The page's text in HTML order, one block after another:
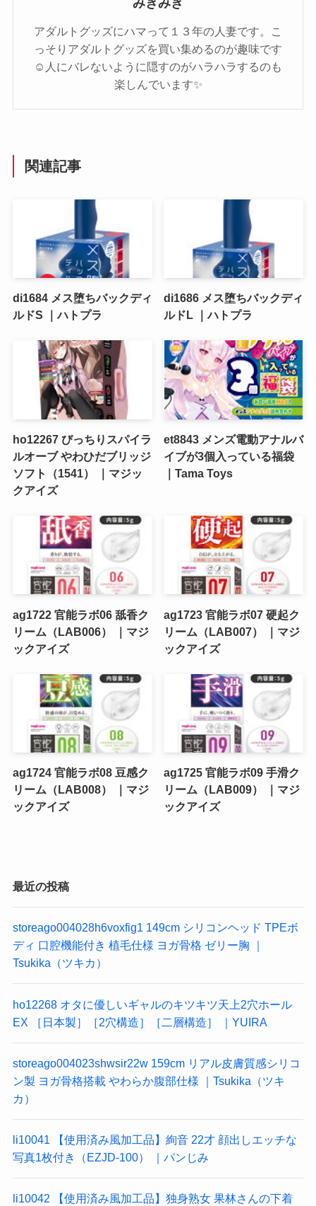
みきみき
アダルトグッズにハマって１３年の人妻です。こ
っそりアダルトグッズを買い集めるのが趣味です
☺️人にバレないように隠すのがハラハラするのも
楽しんでいます✨️
関連記事
di1684 メス堕ちバックディ
ルドS ｜ハトプラ
di1686 メス堕ちバックディ
ルドL ｜ハトプラ
ho12267 びっちりスパイラ
ルオーブ やわひだブリッジ
ソフト（1541） ｜マジッ
クアイズ
et8843 メンズ電動アナルバ
イブが3個入っている福袋
｜Tama Toys
ag1722 官能ラボ06 舐香ク
リーム（LAB006） ｜マジ
ックアイズ
ag1723 官能ラボ07 硬起ク
リーム（LAB007） ｜マジ
ックアイズ
ag1724 官能ラボ08 豆感ク
リーム（LAB008） ｜マジ
ックアイズ
ag1725 官能ラボ09 手滑ク
リーム（LAB009） ｜マジ
ックアイズ
最近の投稿
storeago004028h6voxfig1 149cm シリコンヘッド TPEボ
ディ 口腔機能付き 植毛仕様 ヨガ骨格 ゼリー胸 ｜
Tsukika（ツキカ）
ho12268 オタに優しいギャルのキツキツ天上2穴ホール
EX ［日本製］［2穴構造］［二層構造］ ｜YUIRA
storeago004023shwsir22w 159cm リアル皮膚質感シリコ
ン製 ヨガ骨格搭載 やわらか腹部仕様 ｜Tsukika（ツキ
カ）
li10041 【使用済み風加工品】絢音 22才 顔出しエッチな
写真1枚付き（EZJD-100） ｜パンじみ
li10042 【使用済み風加工品】独身熟女 果林さんの下着